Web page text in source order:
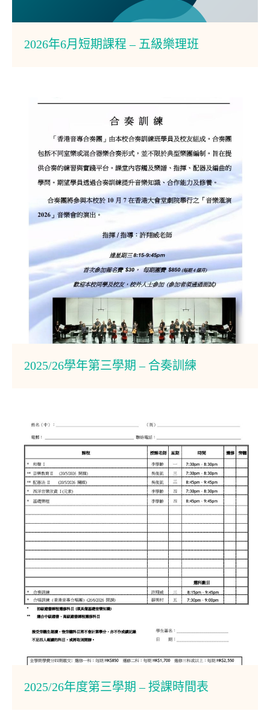
2026年6月短期課程 – 五級樂理班
2025/26學年第三學期 – 合奏訓練
2025/26年度第三學期 – 授課時間表